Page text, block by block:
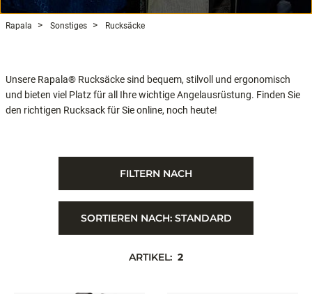
Rapala Sonstiges Rucksäcke
Unsere Rapala® Rucksäcke sind bequem, stilvoll und ergonomisch
und bieten viel Platz für all Ihre wichtige Angelausrüstung. Finden Sie
den richtigen Rucksack für Sie online, noch heute!
FILTERN NACH
SORTIEREN NACH: STANDARD
ARTIKEL: 2